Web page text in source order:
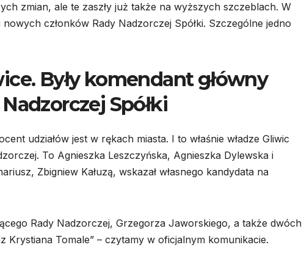
zmian, ale te zaszły już także na wyższych szczeblach. W
członków Rady Nadzorczej Spółki. Szczególne jedno
Były komendant główny
Spółki
udziałów jest w rękach miasta. I to właśnie władze Gliwic
To Agnieszka Leszczyńska, Agnieszka Dylewska i
Zbigniew Kałuzą, wskazał własnego kandydata na
Rady Nadzorczej, Grzegorza Jaworskiego, a także dwóch
Krystiana Tomale” – czytamy w oficjalnym komunikacie.